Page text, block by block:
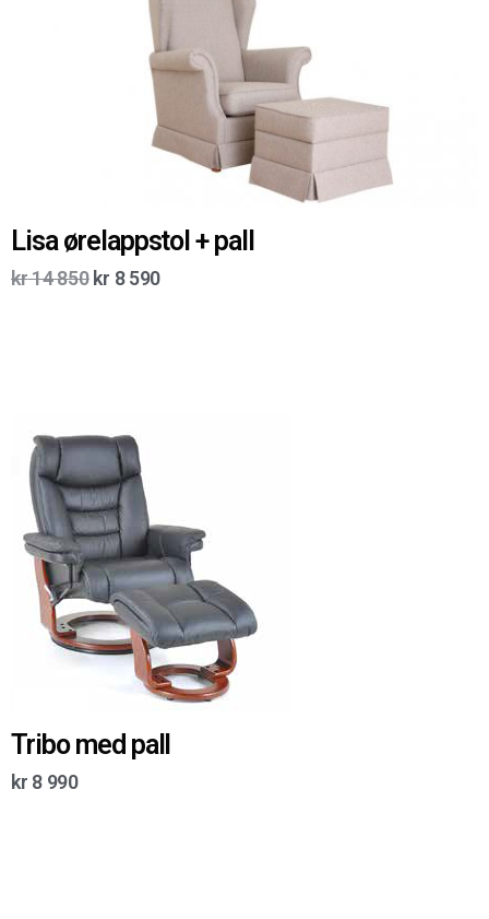
Lisa ørelappstol + pall
kr14 850 kr 8 590
Tribo med pall
kr 8 990